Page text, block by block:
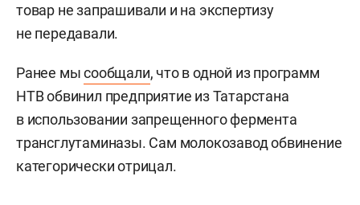
товар не запрашивали и на экспертизу
не передавали.
Ранее мысообщали, что в одной из программ
НТВ обвинил предприятие из Татарстана
в использовании запрещенного фермента
трансглутаминазы. Сам молокозавод обвинение
категорически отрицал.